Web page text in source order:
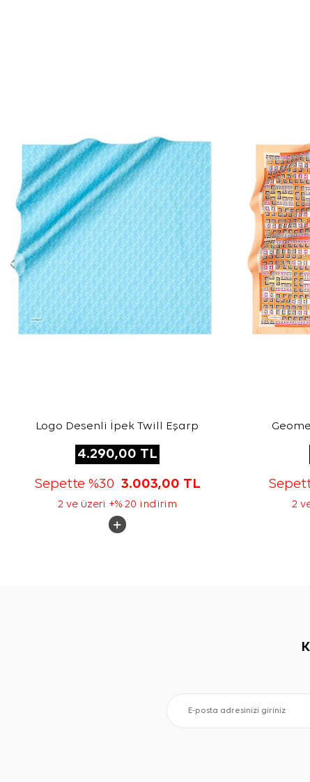
Logo Desenli İpek Twill Eşarp
4.290,00 TL
Sepette %30 3.003,00 TL
2 ve üzeri +% 20 indirim 2